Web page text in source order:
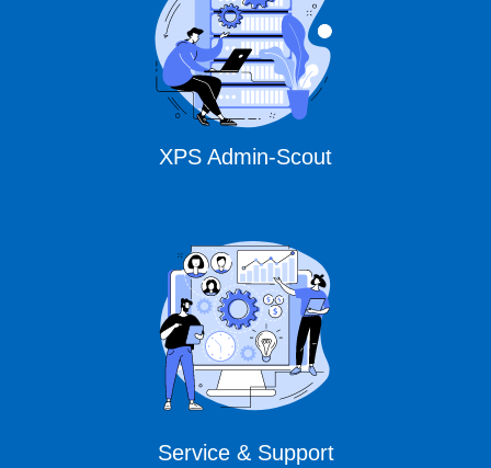
XPS Admin-Scout
Service & Support